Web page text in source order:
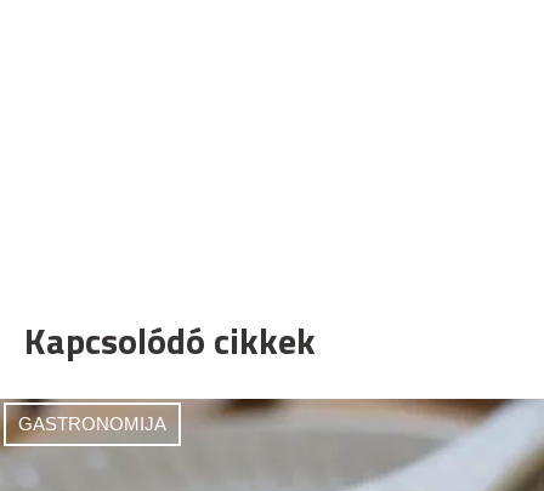
Kapcsolódó cikkek
GASTRONOMIJA